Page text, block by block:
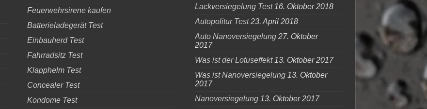
Feuerwehrsirene kaufen
Batterieladegerät Test
Einbauherd Test
Fahrradsitz Test
Klapphelm Test
Concealer Test
Kondome Test
Lackversiegelung Test 16. Oktober 2018
Autopolitur Test 23. April 2018
Auto Nanoversiegelung 27. Oktober
2017
Was ist der Lotuseffekt 13. Oktober 2017
Was ist Nanoversiegelung 13. Oktober
2017
Nanoversiegelung 13. Oktober 2017